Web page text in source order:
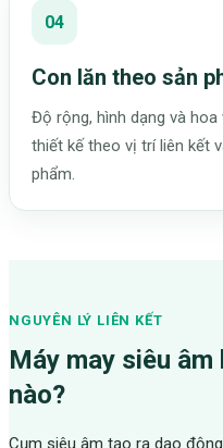
04
Con lăn theo sản
Độ rộng, hình dạng và
thiết kế theo vị trí liên kết
phẩm.
NGUYÊN LÝ LIÊN KẾT
Máy may siêu
nào?
Cụm siêu âm tạo ra dao